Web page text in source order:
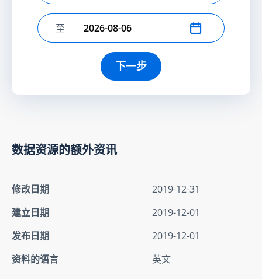
选择结束日期
至
下一步
数据资源的额外资讯
修改日期
2019-12-31
建立日期
2019-12-01
发布日期
2019-12-01
资料的语言
英文